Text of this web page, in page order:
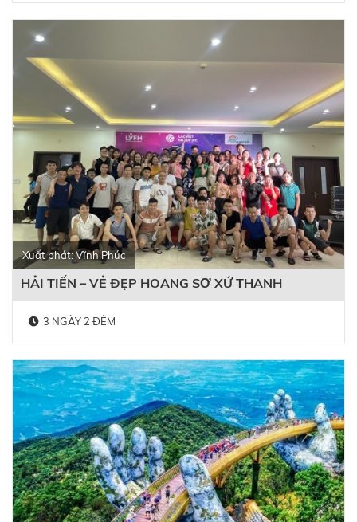
Xuất phát: Vĩnh Phúc
HẢI TIẾN – VẺ ĐẸP HOANG SƠ XỨ THANH
3 NGÀY 2 ĐÊM